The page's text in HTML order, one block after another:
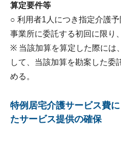
算定要件等
○ 利用者1人につき指定介護
事業所に委託する初回に限り
※ 当該加算を算定した際には
して、当該加算を勘案した委
める。
特例居宅介護サービス費
たサービス提供の確保